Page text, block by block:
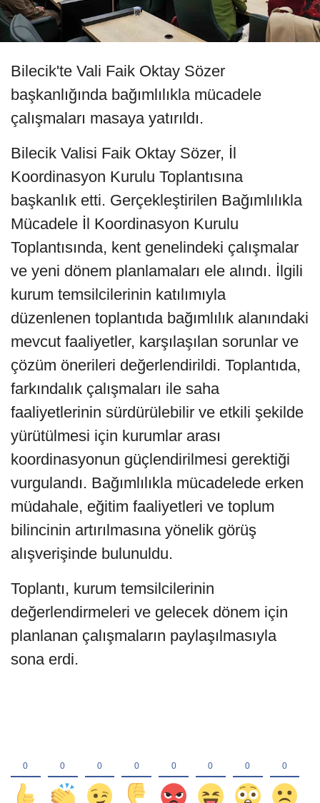
Bilecik'te Vali Faik Oktay Sözer
başkanlığında bağımlılıkla mücadele
çalışmaları masaya yatırıldı.
Bilecik Valisi Faik Oktay Sözer, İl
Koordinasyon Kurulu Toplantısına
başkanlık etti. Gerçekleştirilen Bağımlılıkla
Mücadele İl Koordinasyon Kurulu
Toplantısında, kent genelindeki çalışmalar
ve yeni dönem planlamaları ele alındı. İlgili
kurum temsilcilerinin katılımıyla
düzenlenen toplantıda bağımlılık alanındaki
mevcut faaliyetler, karşılaşılan sorunlar ve
çözüm önerileri değerlendirildi. Toplantıda,
farkındalık çalışmaları ile saha
faaliyetlerinin sürdürülebilir ve etkili şekilde
yürütülmesi için kurumlar arası
koordinasyonun güçlendirilmesi gerektiği
vurgulandı. Bağımlılıkla mücadelede erken
müdahale, eğitim faaliyetleri ve toplum
bilincinin artırılmasına yönelik görüş
alışverişinde bulunuldu.
Toplantı, kurum temsilcilerinin
değerlendirmeleri ve gelecek dönem için
planlanan çalışmaların paylaşılmasıyla
sona erdi.